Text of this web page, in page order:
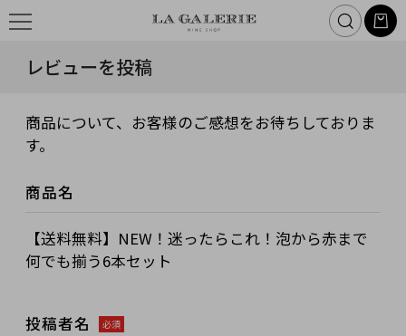
レビューを投稿
商品について、お客様のご感想をお待ちしておりま
す。
商品名
【送料無料】NEW！迷ったらこれ！泡から赤まで
何でも揃う6本セット
投稿者名 必須